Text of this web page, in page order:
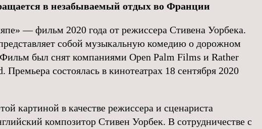
в незабываемый отдых во Франции
— фильм 2020 года от режиссера Стивена Уорбека.
собой музыкальную комедию о дорожном
был снят компаниями Open Palm Films и Rather
Премьера состоялась в кинотеатрах 18 сентября 2020
картиной в качестве режиссера и сценариста
композитор Стивен Уорбек. В сотрудничестве с